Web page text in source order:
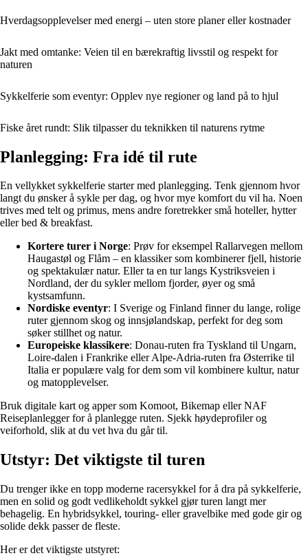
Hverdagsopplevelser med energi – uten store planer eller kostnader
Jakt med omtanke: Veien til en bærekraftig livsstil og respekt for
naturen
Sykkelferie som eventyr: Opplev nye regioner og land på to hjul
Fiske året rundt: Slik tilpasser du teknikken til naturens rytme
Planlegging: Fra idé til rute
En vellykket sykkelferie starter med planlegging. Tenk gjennom hvor
langt du ønsker å sykle per dag, og hvor mye komfort du vil ha. Noen
trives med telt og primus, mens andre foretrekker små hoteller, hytter
eller bed & breakfast.
Kortere turer i Norge: Prøv for eksempel Rallarvegen mellom
Haugastøl og Flåm – en klassiker som kombinerer fjell, historie
og spektakulær natur. Eller ta en tur langs Kystriksveien i
Nordland, der du sykler mellom fjorder, øyer og små
kystsamfunn.
Nordiske eventyr: I Sverige og Finland finner du lange, rolige
ruter gjennom skog og innsjølandskap, perfekt for deg som
søker stillhet og natur.
Europeiske klassikere: Donau-ruten fra Tyskland til Ungarn,
Loire-dalen i Frankrike eller Alpe-Adria-ruten fra Østerrike til
Italia er populære valg for dem som vil kombinere kultur, natur
og matopplevelser.
Bruk digitale kart og apper som Komoot, Bikemap eller NAF
Reiseplanlegger for å planlegge ruten. Sjekk høydeprofiler og
veiforhold, slik at du vet hva du går til.
Utstyr: Det viktigste til turen
Du trenger ikke en topp moderne racersykkel for å dra på sykkelferie,
men en solid og godt vedlikeholdt sykkel gjør turen langt mer
behagelig. En hybridsykkel, touring- eller gravelbike med gode gir og
solide dekk passer de fleste.
Her er det viktigste utstyret: